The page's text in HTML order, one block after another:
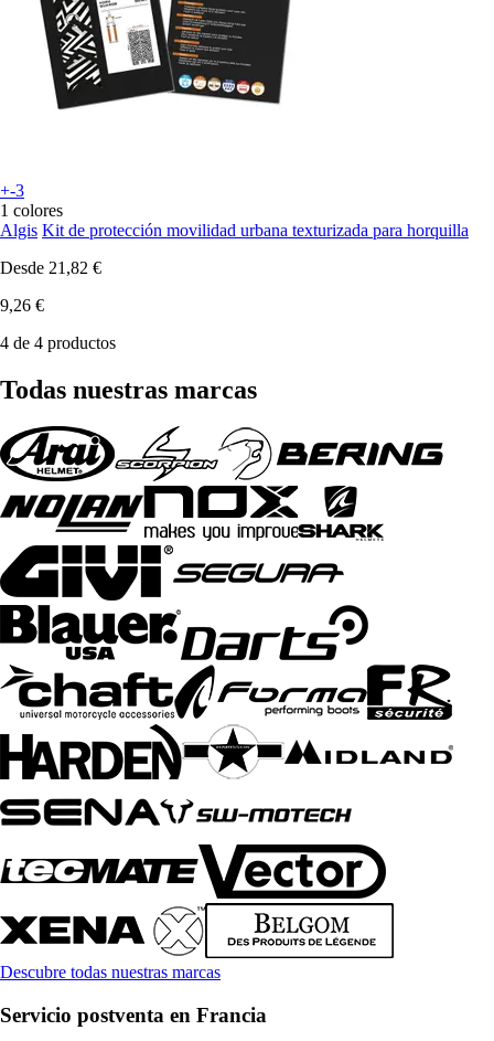
+-3
1 colores
Algis Kit de protección movilidad urbana texturizada para horquilla
Desde 21,82 €
9,26 €
4 de 4 productos
Todas nuestras marcas
Descubre todas nuestras marcas
Servicio postventa en Francia